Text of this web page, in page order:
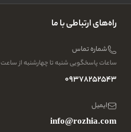
راه‌های ارتباطی با ما
شماره تماس
ساعات پاسخگویی شنبه تا چهارشنبه از ساعت ۸ تا ۱۹
09378252543
ایمیل
info@rozhia.com